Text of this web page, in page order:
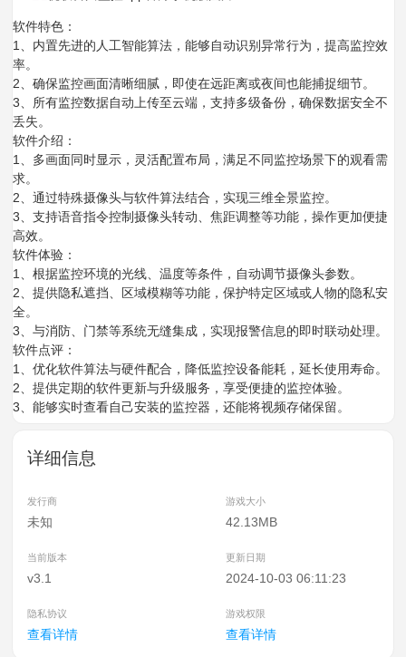
软件特色：
1、内置先进的人工智能算法，能够自动识别异常行为，提高监控效
率。
2、确保监控画面清晰细腻，即使在远距离或夜间也能捕捉细节。
3、所有监控数据自动上传至云端，支持多级备份，确保数据安全不
丢失。
软件介绍：
1、多画面同时显示，灵活配置布局，满足不同监控场景下的观看需
求。
2、通过特殊摄像头与软件算法结合，实现三维全景监控。
3、支持语音指令控制摄像头转动、焦距调整等功能，操作更加便捷
高效。
软件体验：
1、根据监控环境的光线、温度等条件，自动调节摄像头参数。
2、提供隐私遮挡、区域模糊等功能，保护特定区域或人物的隐私安
全。
3、与消防、门禁等系统无缝集成，实现报警信息的即时联动处理。
软件点评：
1、优化软件算法与硬件配合，降低监控设备能耗，延长使用寿命。
2、提供定期的软件更新与升级服务，享受便捷的监控体验。
3、能够实时查看自己安装的监控器，还能将视频存储保留。
详细信息
发行商 游戏大小
未知 42.13MB
当前版本 更新日期
v3.1 2024-10-03 06:11:23
隐私协议 游戏权限
查看详情 查看详情